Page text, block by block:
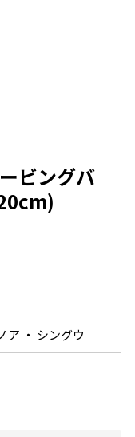
ビングバ
ア ・ シングウ